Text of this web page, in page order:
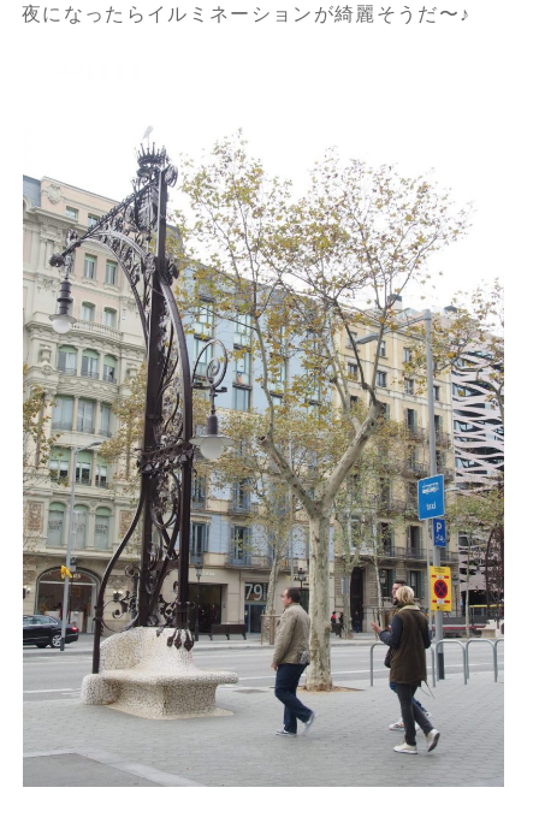
夜になったらイルミネーションが綺麗そうだ〜♪